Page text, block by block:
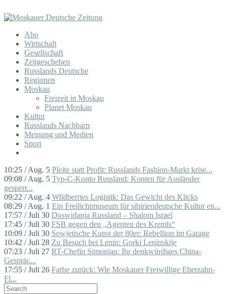
Abo
Wirtschaft
Gesellschaft
Zeitgeschehen
Russlands Deutsche
Regionen
Moskau
Freizeit in Moskau
Planet Moskau
Kultur
Russlands Nachbarn
Meinung und Medien
Sport
10:25 / Aug. 5 Pleite statt Profit: Russlands Fashion-Markt krise...
09:08 / Aug. 5 Typ-C-Konto Russland: Konten für Ausländer
gesperr...
09:22 / Aug. 4 Wildberries Logistik: Das Gewicht des Klicks
08:29 / Aug. 1 Ein Freilichtmuseum für sibiriendeutsche Kultur en...
17:57 / Juli 30 Doswidanja Russland – Shalom Israel
17:45 / Juli 30 FSB gegen den „Agenten des Kremls“
10:09 / Juli 30 Sowjetische Kunst der 80er: Rebellion im Garage
10:42 / Juli 28 Zu Besuch bei Lenin: Gorki Leninskije
07:23 / Juli 27 RT-Chefin Simonjan: Ihr denkwürdiges China-
Gespräc...
17:55 / Juli 26 Farbe zurück: Wie Moskauer Freiwillige Eberzahn-
Fl...